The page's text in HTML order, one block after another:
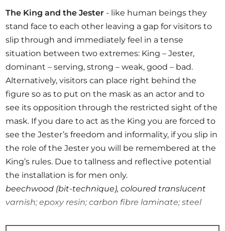
The King and the Jester - like human beings they
stand face to each other leaving a gap for visitors to
slip through and immediately feel in a tense
situation between two extremes: King – Jester,
dominant – serving, strong – weak, good – bad.
Alternatively, visitors can place right behind the
figure so as to put on the mask as an actor and to
see its opposition through the restricted sight of the
mask. If you dare to act as the King you are forced to
see the Jester’s freedom and informality, if you slip in
the role of the Jester you will be remembered at the
King’s rules. Due to tallness and reflective potential
the installation is for men only.
beechwood (bit-technique), coloured translucent
varnish; epoxy resin; carbon fibre laminate; steel